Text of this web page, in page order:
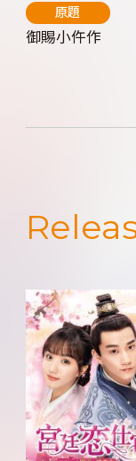
原題
御賜小仵作